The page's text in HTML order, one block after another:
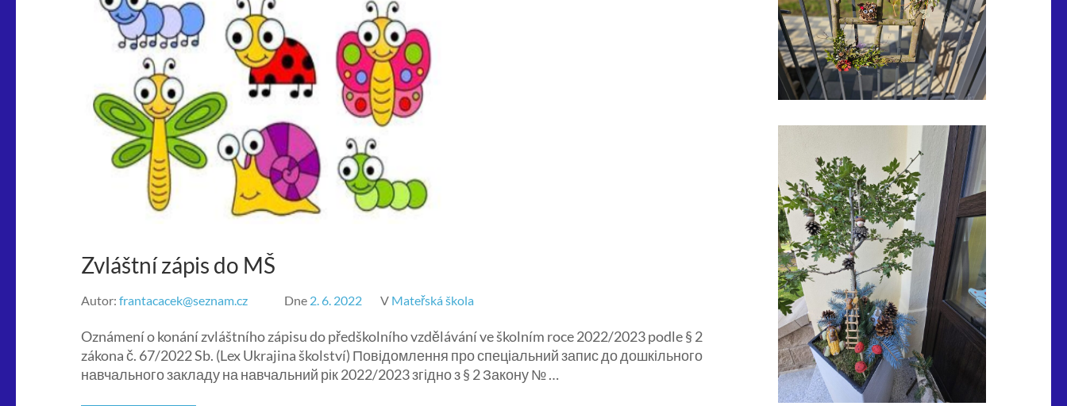
Zvláštní zápis do MŠ
Autor: frantacacek@seznam.cz Dne 2. 6. 2022 V Mateřská škola
Oznámení o konání zvláštního zápisu do předškolního vzdělávání ve školním roce 2022/2023 podle § 2
zákona č. 67/2022 Sb. (Lex Ukrajina školství) Повідомлення про спеціальний запис до дошкільного
навчального закладу на навчальний рік 2022/2023 згідно з § 2 Закону № …